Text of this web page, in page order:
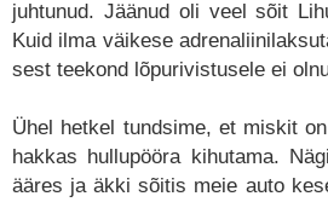
juhtunud. Jäänud oli veel sõit
Kuid ilma väikese
sest teekond lõpurivistusele ei
Ühel hetkel tundsime, et miskit
hakkas hullupööra kihutama.
ääres ja äkki sõitis meie auto